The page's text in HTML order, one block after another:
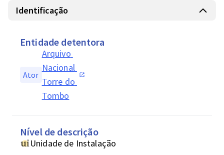
Identificação
Entidade detentora
Ator
Arquivo
Nacional
Torre do
Tombo
Nível de descrição
Unidade de Instalação